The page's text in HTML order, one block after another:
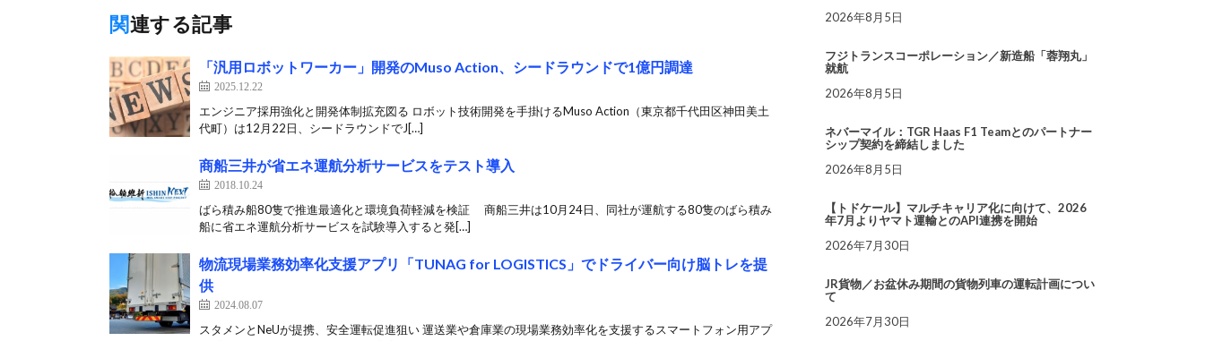
関連する記事
「汎用ロボットワーカー」開発のMuso Action、シードラウンドで1億円調達
2025.12.22
エンジニア採用強化と開発体制拡充図る ロボット技術開発を手掛けるMuso Action（東京都千代田区神田美土
代町）は12月22日、シードラウンドでJ[…]
商船三井が省エネ運航分析サービスをテスト導入
2018.10.24
ばら積み船80隻で推進最適化と環境負荷軽減を検証 商船三井は10月24日、同社が運航する80隻のばら積み
船に省エネ運航分析サービスを試験導入すると発[…]
物流現場業務効率化支援アプリ「TUNAG for LOGISTICS」でドライバー向け脳トレを提
供
2024.08.07
スタメンとNeUが提携、安全運転促進狙い 運送業や倉庫業の現場業務効率化を支援するスマートフォン用アプ
2026年8月5日
フジトランスコーポレーション／新造船「蓉翔丸」
就航
2026年8月5日
ネバーマイル：TGR Haas F1 Teamとのパートナー
シップ契約を締結しました
2026年8月5日
【トドケール】マルチキャリア化に向けて、2026
年7月よりヤマト運輸とのAPI連携を開始
2026年7月30日
JR貨物／お盆休み期間の貨物列車の運転計画につい
て
2026年7月30日